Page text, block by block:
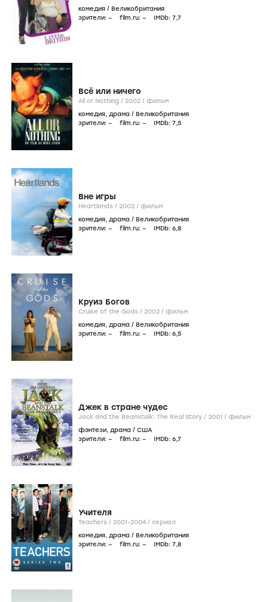
комедия / Великобритания
зрители: – film.ru: – IMDb: 7,7
Всё или ничего
All or Nothing / 2002 / фильм
комедия, драма / Великобритания
зрители: – film.ru: – IMDb: 7,5
Вне игры
Heartlands / 2002 / фильм
комедия, драма / Великобритания
зрители: – film.ru: – IMDb: 6,8
Круиз Богов
Cruise of the Gods / 2002 / фильм
комедия, драма / Великобритания
зрители: – film.ru: – IMDb: 6,5
Джек в стране чудес
Jack and the Beanstalk: The Real Story / 2001 / фильм
фэнтези, драма / США
зрители: – film.ru: – IMDb: 6,7
Учителя
Teachers / 2001-2004 / сериал
комедия, драма / Великобритания
зрители: – film.ru: – IMDb: 7,8